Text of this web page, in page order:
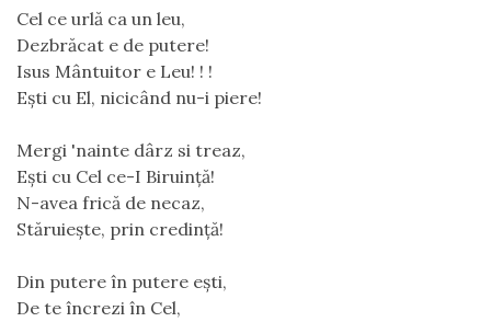
Cel ce urlă ca un leu,
Dezbrăcat e de putere!
Isus Mântuitor e Leu! ! !
Ești cu El, nicicând nu-i piere!
Mergi 'nainte dârz si treaz,
Ești cu Cel ce-I Biruință!
N-avea frică de necaz,
Stăruiește, prin credință!
Din putere în putere ești,
De te încrezi în Cel,